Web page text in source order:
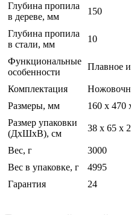
Глубина пропила
в дереве, мм
150
Глубина пропила
в стали, мм
10
Функциональные
особенности
Плавное
Комплектация
Размеры, мм
160 x 470
Размер упаковки
(ДхШхВ), см
38 x 65 x
Вес, г
3000
Вес в упаковке, г
4995
Гарантия
24